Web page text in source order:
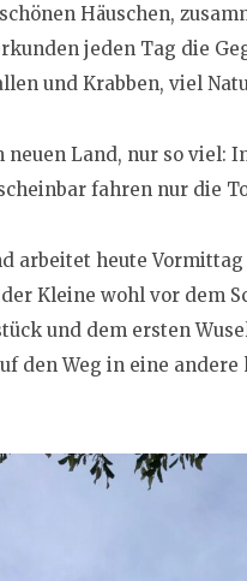
Häuschen,
jeden Tag die
und Krabben, viel
Land, nur so viel:
fahren nur die
arbeitet heute
Kleine wohl vor dem
und dem ersten
den Weg in eine